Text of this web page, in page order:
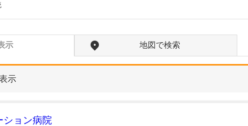
示 地図で検索
示
ション病院
だんだん悪くなっていき
ます。大学病院で後進の
育成に取り組みつつ、高
度…